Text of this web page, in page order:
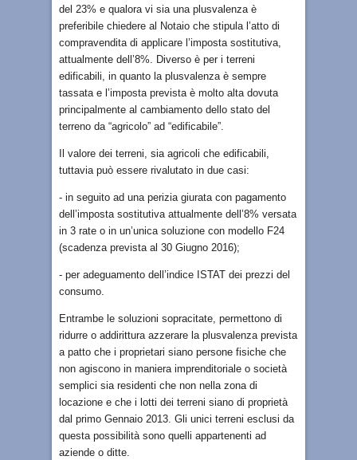
del 23% e qualora vi sia una plusvalenza è
preferibile chiedere al Notaio che stipula l’atto di
compravendita di applicare l’imposta sostitutiva,
attualmente dell’8%. Diverso è per i terreni
edificabili, in quanto la plusvalenza è sempre
tassata e l’imposta prevista è molto alta dovuta
principalmente al cambiamento dello stato del
terreno da “agricolo” ad “edificabile”.
Il valore dei terreni, sia agricoli che edificabili,
tuttavia può essere rivalutato in due casi:
- in seguito ad una perizia giurata con pagamento
dell’imposta sostitutiva attualmente dell’8% versata
in 3 rate o in un’unica soluzione con modello F24
(scadenza prevista al 30 Giugno 2016);
- per adeguamento dell’indice ISTAT dei prezzi del
consumo.
Entrambe le soluzioni sopracitate, permettono di
ridurre o addirittura azzerare la plusvalenza prevista
a patto che i proprietari siano persone fisiche che
non agiscono in maniera imprenditoriale o società
semplici sia residenti che non nella zona di
locazione e che i lotti dei terreni siano di proprietà
dal primo Gennaio 2013. Gli unici terreni esclusi da
questa possibilità sono quelli appartenenti ad
aziende o ditte.